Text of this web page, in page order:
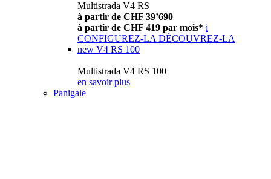
Multistrada V4 RS
à partir de CHF 39’690
à partir de CHF 419 par mois* i
CONFIGUREZ-LA DÉCOUVREZ-LA
new V4 RS 100
Multistrada V4 RS 100
en savoir plus
Panigale